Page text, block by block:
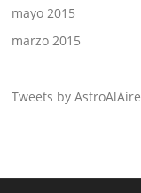
mayo 2015
marzo 2015
Tweets by AstroAlAire